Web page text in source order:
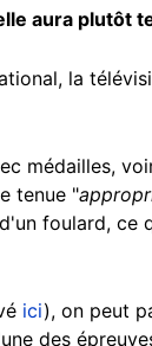
aura plutôt
la
médailles,
tenue "
foulard, ce
ici), on peut
des